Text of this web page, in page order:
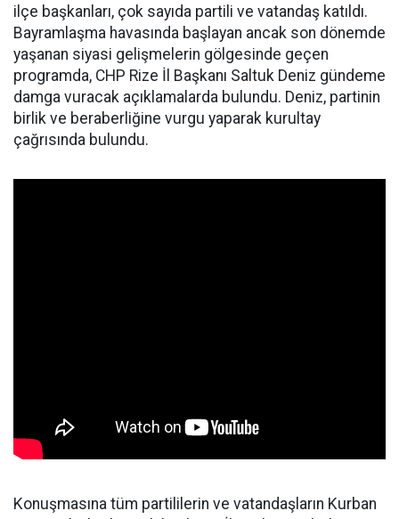
ilçe başkanları, çok sayıda partili ve vatandaş katıldı.
Bayramlaşma havasında başlayan ancak son dönemde
yaşanan siyasi gelişmelerin gölgesinde geçen
programda, CHP Rize İl Başkanı Saltuk Deniz gündeme
damga vuracak açıklamalarda bulundu. Deniz, partinin
birlik ve beraberliğine vurgu yaparak kurultay
çağrısında bulundu.
Konuşmasına tüm partililerin ve vatandaşların Kurban